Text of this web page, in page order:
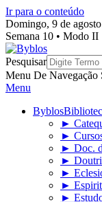
Ir para o conteúdo
Domingo, 9 de
Semana 10 • Modo II
Byblos
Pesquisar
Menu De Navegação
Menu
Byblos
►
►
► Doc.
►
►
►
►